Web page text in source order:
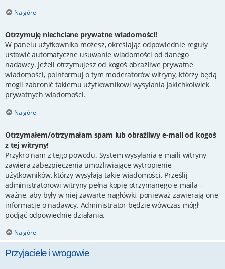
Na górę
Otrzymuję niechciane prywatne wiadomości!
W panelu użytkownika możesz, określając odpowiednie reguły
ustawić automatyczne usuwanie wiadomości od danego
nadawcy. Jeżeli otrzymujesz od kogoś obraźliwe prywatne
wiadomości, poinformuj o tym moderatorów witryny, którzy będą
mogli zabronić takiemu użytkownikowi wysyłania jakichkolwiek
prywatnych wiadomości.
Na górę
Otrzymałem/otrzymałam spam lub obraźliwy e-mail od kogoś
z tej witryny!
Przykro nam z tego powodu. System wysyłania e-maili witryny
zawiera zabezpieczenia umożliwiające wytropienie
użytkowników, którzy wysyłają takie wiadomości. Prześlij
administratorowi witryny pełną kopię otrzymanego e-maila –
ważne, aby były w niej zawarte nagłówki, ponieważ zawierają one
informacje o nadawcy. Administrator będzie wówczas mógł
podjąć odpowiednie działania.
Na górę
Przyjaciele i wrogowie